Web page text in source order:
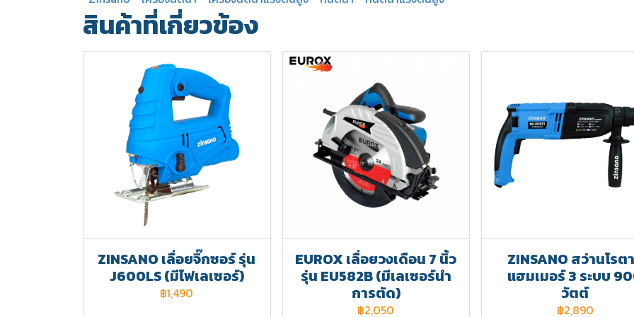
สินค้าที่เกี่ยวข้อง
ZINSANO เลื่อยจิ๊กซอร์ รุ่น
J600LS (มีไฟเลเซอร์)
฿1,490
EUROX เลื่อยวงเดือน 7 นิ้ว
รุ่น EU582B (มีเลเซอร์นำ
การตัด)
฿2,050
ZINSANO สว่านโรต
แฮมเมอร์ 3 ระบบ
วัตต์
฿2,890